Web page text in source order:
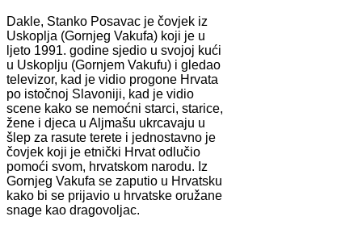
Dakle, Stanko Posavac je čovjek iz
Uskoplja (Gornjeg Vakufa) koji je u
ljeto 1991. godine sjedio u svojoj kući
u Uskoplju (Gornjem Vakufu) i gledao
televizor, kad je vidio progone Hrvata
po istočnoj Slavoniji, kad je vidio
scene kako se nemoćni starci, starice,
žene i djeca u Aljmašu ukrcavaju u
šlep za rasute terete i jednostavno je
čovjek koji je etnički Hrvat odlučio
pomoći svom, hrvatskom narodu. Iz
Gornjeg Vakufa se zaputio u Hrvatsku
kako bi se prijavio u hrvatske oružane
snage kao dragovoljac.